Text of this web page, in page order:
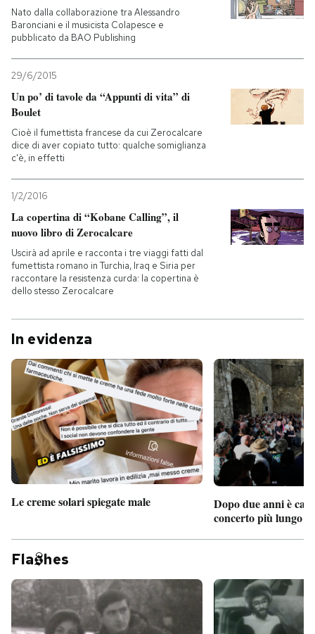
Nato dalla collaborazione tra Alessandro
Baronciani e il musicista Colapesce e
pubblicato da BAO Publishing
29/6/2015
Un po’ di tavole da “Appunti di vita” di
Boulet
Cioè il fumettista francese da cui Zerocalcare
dice di aver copiato tutto: qualche somiglianza
c'è, in effetti
1/2/2016
La copertina di “Kobane Calling”, il
nuovo libro di Zerocalcare
Uscirà ad aprile e racconta i tre viaggi fatti dal
fumettista romano in Turchia, Iraq e Siria per
raccontare la resistenza curda: la copertina è
dello stesso Zerocalcare
In evidenza
Le creme solari spiegate male
Dopo due anni è
concerto più lungo
Fla hes